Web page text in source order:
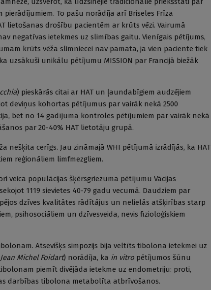
To pašu norādīja arī Briseles Frīza
lietošanas drošību pacientēm ar krūts vēzi. Vairumā
negatīvas ietekmes uz slimības gaitu. Vienīgais pētījums,
krūts vēža slimniecei nav pamata, ja vien paciente tiek
uzsākuši unikālu pētījumu MISSION par Francijā biežāk
) pieskārās citai ar HAT un ļaundabīgiem audzējiem
deviņus kohortas pētījumus par vairāk nekā 2500
bet no 14 gadījuma kontroles pētījumiem par vairāk nekā
par 20-40% HAT lietotāju grupā.
cerīgs. Jau zināmajā WHI pētījumā izrādījās, ka HAT
reģionāliem limfmezgliem.
veica populācijas šķērsgriezuma pētījumu Vācijas
1119 sievietes 40-79 gadu vecumā. Daudziem par
dzīves kvalitātes rādītājus un nelielās atšķirības starp
psihosociāliem un dzīvesveida, nevis fizioloģiskiem
Atsevišķs simpozijs bija veltīts tibolona ietekmei uz
Jean Michel Foidart) norādīja, ka in vitro pētījumos šūnu
piemīt divējāda ietekme uz endometriju: proti,
darbības tibolona metabolīta atbrīvošanos.